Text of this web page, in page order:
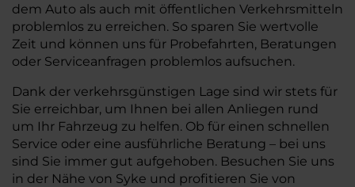
dem Auto als auch mit öffentlichen Verkehrsmitteln
problemlos zu erreichen. So sparen Sie wertvolle
Zeit und können uns für Probefahrten, Beratungen
oder Serviceanfragen problemlos aufsuchen.
Dank der verkehrsgünstigen Lage sind wir stets für
Sie erreichbar, um Ihnen bei allen Anliegen rund
um Ihr Fahrzeug zu helfen. Ob für einen schnellen
Service oder eine ausführliche Beratung – bei uns
sind Sie immer gut aufgehoben. Besuchen Sie uns
in der Nähe von Syke und profitieren Sie von